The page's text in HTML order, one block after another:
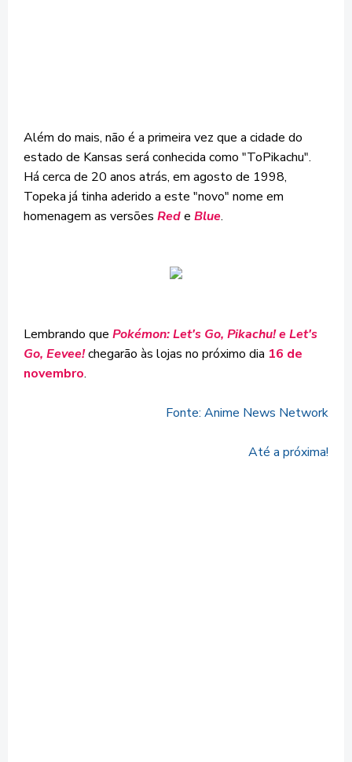
Além do mais, não é a primeira vez que a cidade do
estado de Kansas será conhecida como "ToPikachu".
Há cerca de 20 anos atrás, em agosto de 1998,
Topeka já tinha aderido a este "novo" nome em
homenagem as versões Rede Blue.
Lembrando que Pokémon: Let's Go, Pikachu! e Let's
Go, Eevee!chegarão às lojas no próximo dia 16 de
novembro.
Fonte: Anime News Network
Até a próxima!